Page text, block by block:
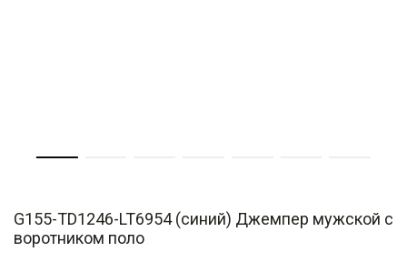
G155-TD1246-LT6954 (синий) Джемпер мужской с
воротником поло